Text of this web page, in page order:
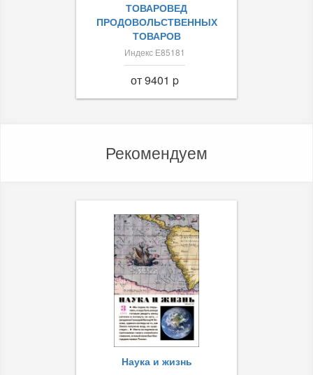
ТОВАРОВЕД
ПРОДОВОЛЬСТВЕННЫХ
ТОВАРОВ
Индекс Е85181
от 9401 p
Рекомендуем
Наука и жизнь